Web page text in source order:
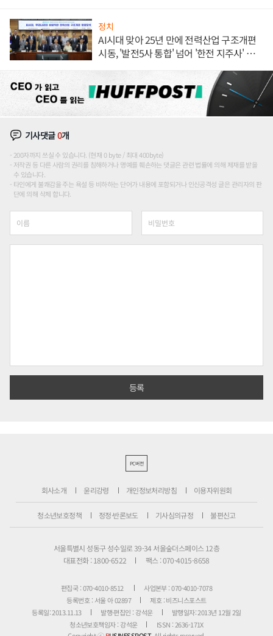
정치
AI시대 맞아 25년 만에 전력산업 구조개편
시동, '발전5사 통합' 넘어 '한전 지주사' 재편
기사댓글0개
200자까지 쓰실 수 있습니다. (현재 0 byte / 최대 400byte)
저작권 등 다른 사람의 권리를 침해하거나 명예를 훼손하는 댓글은 관련 법률에 의해 제재를 받을
수 있습니다.
타인에게 불쾌감을 주는 욕설 등 비하하는 단어가 내용에 포함되거나 인신공격성 글은 관리자의 판
단에 의해 삭제 합니다.
PC버전
회사소개 윤리강령 개인정보처리방침 이용자위원회
청소년보호정책 정정·반론보도 기사심의규정 불편신고
서울특별시 성동구 성수일로 39-34 서울숲더스페이스 12층
대표전화 : 1800-6522
팩스 : 070-4015-8658
편집국 : 070-4010-8512
사업본부 : 070-4010-7078
등록번호 : 서울 아 02897
제호 : 비즈니스포스트
등록일: 2013.11.13
발행·편집인 : 강석운
발행일자: 2013년 12월 2일
청소년보호책임자 : 강석운
ISSN : 2636-171X